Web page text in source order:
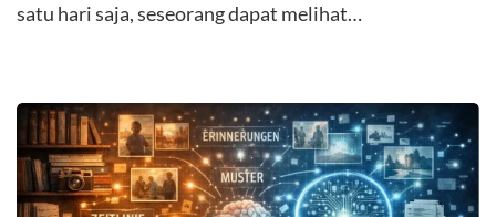
satu hari saja, seseorang dapat melihat…